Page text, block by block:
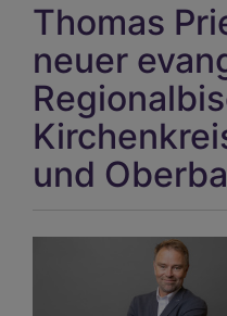
Thomas
neuer
und